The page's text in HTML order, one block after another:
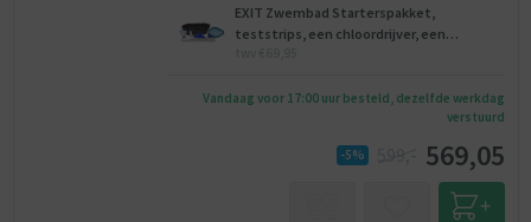
EXIT Zwembad Starterspakket,
teststrips, een chloordrijver, een
Vandaag voor 17:00 uur besteld, dezelfde werkdag
verstuurd
-5% 569,05